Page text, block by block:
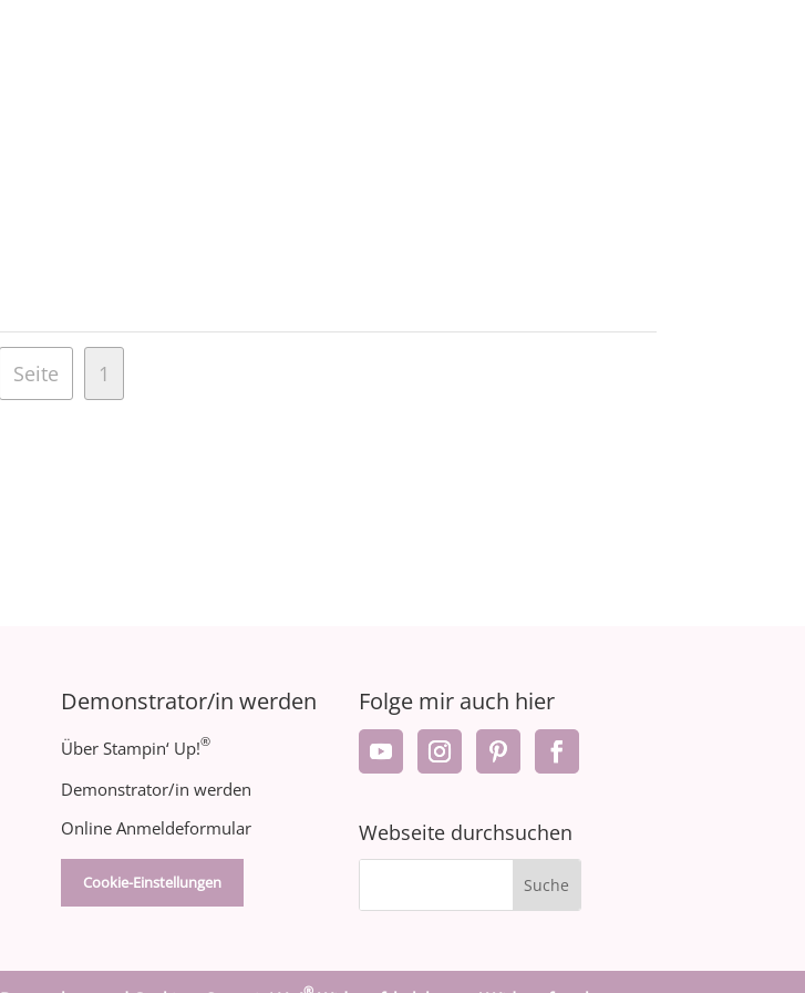
Seite 1
Demonstrator/in werden
Über Stampin‘ Up!®
Demonstrator/in werden
Online Anmeldeformular
Cookie-Einstellungen
Folge mir auch hier
Webseite durchsuchen